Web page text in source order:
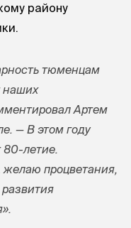
району
тюменцам
наших
Артем
— В этом году
80-летие.
процветания,